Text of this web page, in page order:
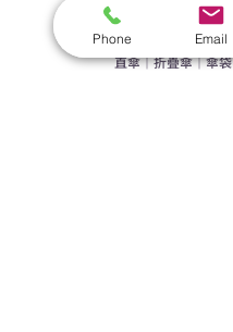
直傘｜折疊傘｜傘袋
Phone Email